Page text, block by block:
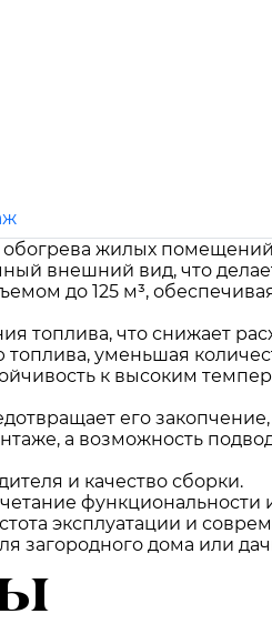
жилых
внешний вид, что
до 125 м³,
топлива, что снижает
уменьшая
к высоким
его
а возможность
и качество сборки.
эксплуатации и
загородного дома или